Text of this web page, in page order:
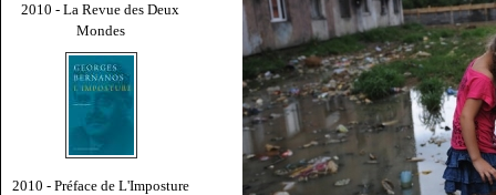
2010 - La Revue des Deux
Mondes
2010 - Préface de L'Imposture